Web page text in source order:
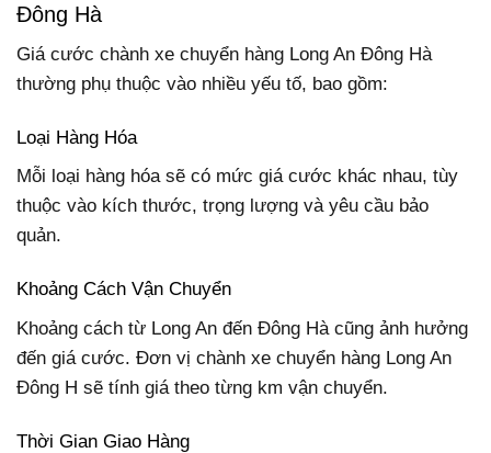
Đông Hà
Giá cước chành xe chuyển hàng Long An Đông Hà
thường phụ thuộc vào nhiều yếu tố, bao gồm:
Loại Hàng Hóa
Mỗi loại hàng hóa sẽ có mức giá cước khác nhau, tùy
thuộc vào kích thước, trọng lượng và yêu cầu bảo
quản.
Khoảng Cách Vận Chuyển
Khoảng cách từ Long An đến Đông Hà cũng ảnh hưởng
đến giá cước. Đơn vị chành xe chuyển hàng Long An
Đông H sẽ tính giá theo từng km vận chuyển.
Thời Gian Giao Hàng